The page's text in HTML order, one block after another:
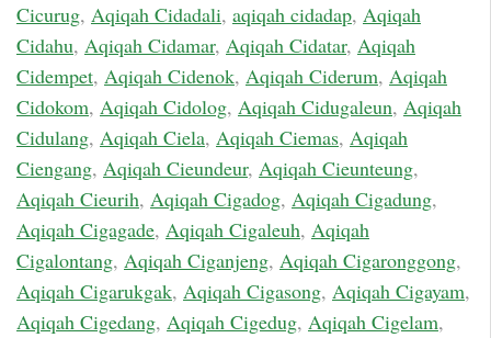
Cicurug, Aqiqah Cidadali, aqiqah cidadap, Aqiqah
Cidahu, Aqiqah Cidamar, Aqiqah Cidatar, Aqiqah
Cidempet, Aqiqah Cidenok, Aqiqah Ciderum, Aqiqah
Cidokom, Aqiqah Cidolog, Aqiqah Cidugaleun, Aqiqah
Cidulang, Aqiqah Ciela, Aqiqah Ciemas, Aqiqah
Ciengang, Aqiqah Cieundeur, Aqiqah Cieunteung,
Aqiqah Cieurih, Aqiqah Cigadog, Aqiqah Cigadung,
Aqiqah Cigagade, Aqiqah Cigaleuh, Aqiqah
Cigalontang, Aqiqah Ciganjeng, Aqiqah Cigaronggong,
Aqiqah Cigarukgak, Aqiqah Cigasong, Aqiqah Cigayam,
Aqiqah Cigedang, Aqiqah Cigedug, Aqiqah Cigelam,